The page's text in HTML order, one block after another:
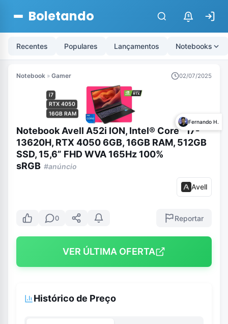
Boletando $
Recentes Populares Lançamentos Notebooks
Notebook » Gamer 02/07/2025
i7
RTX 4050
16GB RAM
Fernando H.
Notebook Avell A52i ION, Intel® Core™ i7-
13620H, RTX 4050 6GB, 16GB RAM, 512GB
SSD, 15,6” FHD WVA 165Hz 100%
sRGB #anúncio
Avell
0 Reportar
VER ÚLTIMA OFERTA
Histórico de Preço